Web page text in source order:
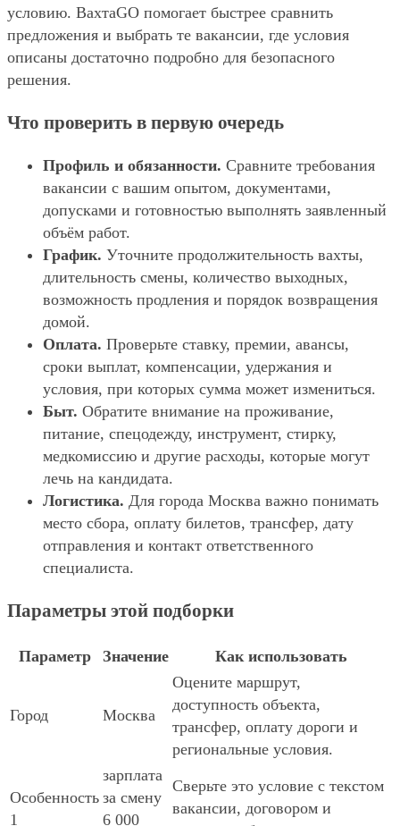
условию. ВахтаGO помогает быстрее сравнить
предложения и выбрать те вакансии, где условия
описаны достаточно подробно для безопасного
решения.
Что проверить в первую очередь
Профиль и обязанности. Сравните требования
вакансии с вашим опытом, документами,
допусками и готовностью выполнять заявленный
объём работ.
График. Уточните продолжительность вахты,
длительность смены, количество выходных,
возможность продления и порядок возвращения
домой.
Оплата. Проверьте ставку, премии, авансы,
сроки выплат, компенсации, удержания и
условия, при которых сумма может измениться.
Быт. Обратите внимание на проживание,
питание, спецодежду, инструмент, стирку,
медкомиссию и другие расходы, которые могут
лечь на кандидата.
Логистика. Для города Москва важно понимать
место сбора, оплату билетов, трансфер, дату
отправления и контакт ответственного
специалиста.
Параметры этой подборки
Параметр Значение Как использовать
Город Москва
Оцените маршрут,
доступность объекта,
трансфер, оплату дороги и
региональные условия.
Особенность
1
зарплата
за смену
6 000
Сверьте это условие с текстом
вакансии, договором и